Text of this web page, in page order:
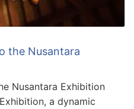
the Nusantara
Nusantara Exhibition
a dynamic